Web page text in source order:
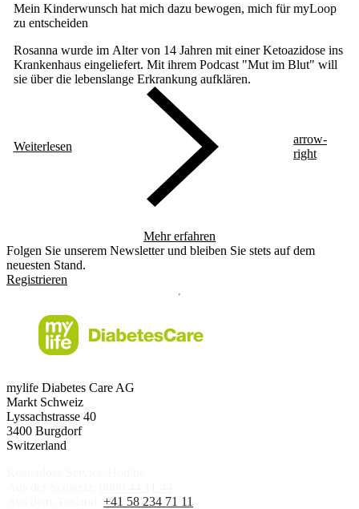
Mein Kinderwunsch hat mich dazu bewogen, mich für myLoop
zu entscheiden
Rosanna wurde im Alter von 14 Jahren mit einer Ketoazidose ins
Krankenhaus eingeliefert. Mit ihrem Podcast "Mut im Blut" will
sie über die lebenslange Erkrankung aufklären.
Weiterlesen
arrow-
right
Mehr erfahren
Folgen Sie unserem Newsletter und bleiben Sie stets auf dem
neuesten Stand.
Registrieren
mylife Diabetes Care AG
Markt Schweiz
Lyssachstrasse 40
3400 Burgdorf
Switzerland
+41 58 234 71 11